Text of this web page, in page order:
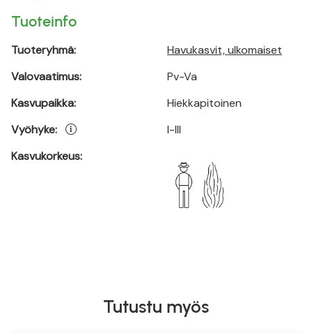
Tuoteinfo
Tuoteryhmä:
Valovaatimus:
Kasvupaikka:
Vyöhyke:
Kasvukorkeus:
Havukasvit, ulkomaiset
Pv-Va
Hiekkapitoinen
I-III
Tutustu myös